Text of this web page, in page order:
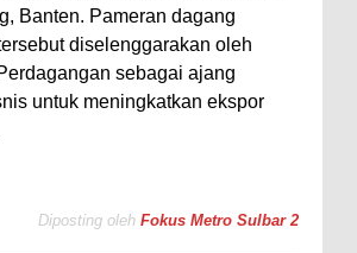
Banten. Pameran dagang
diselenggarakan oleh
sebagai ajang
untuk meningkatkan ekspor
Diposting oleh Fokus Metro Sulbar 2